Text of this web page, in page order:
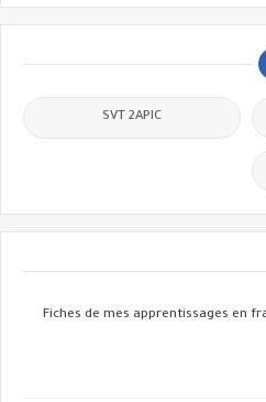
SVT 2APIC
Fiches de mes apprentissages en